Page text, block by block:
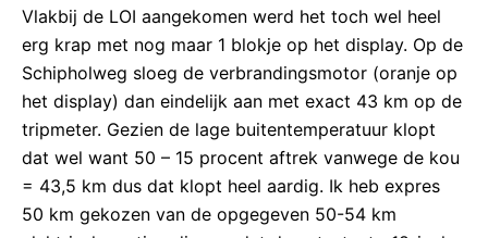
Vlakbij de LOI aangekomen werd het toch wel heel
erg krap met nog maar 1 blokje op het display. Op de
Schipholweg sloeg de verbrandingsmotor (oranje op
het display) dan eindelijk aan met exact 43 km op de
tripmeter. Gezien de lage buitentemperatuur klopt
dat wel want 50 – 15 procent aftrek vanwege de kou
= 43,5 km dus dat klopt heel aardig. Ik heb expres
50 km gekozen van de opgegeven 50-54 km